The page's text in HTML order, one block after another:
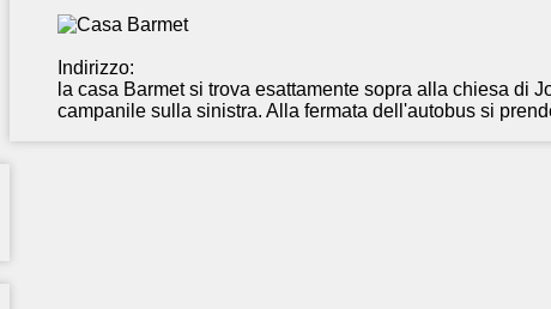
Indirizzo:
la casa Barmet si trova esattamente sopra alla chiesa di
campanile sulla sinistra. Alla fermata dell'autobus si